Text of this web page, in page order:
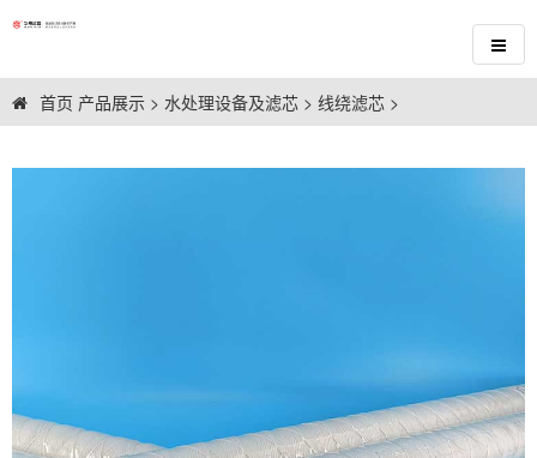
首页 产品展示 > 水处理设备及滤芯 > 线绕滤芯 >